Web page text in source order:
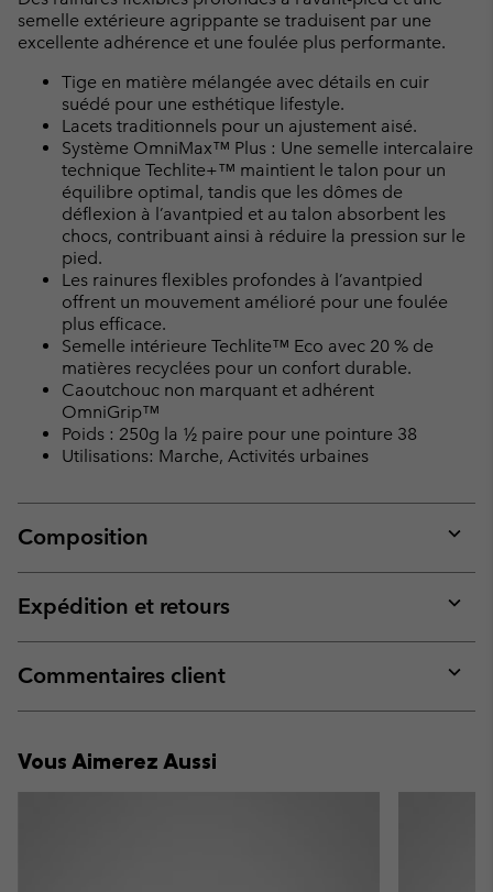
semelle extérieure agrippante se traduisent par une
excellente adhérence et une foulée plus performante.
Tige en matière mélangée avec détails en cuir
suédé pour une esthétique lifestyle.
Lacets traditionnels pour un ajustement aisé.
Système OmniMax™ Plus : Une semelle intercalaire
technique Techlite+™ maintient le talon pour un
équilibre optimal, tandis que les dômes de
déflexion à l’avantpied et au talon absorbent les
chocs, contribuant ainsi à réduire la pression sur le
pied.
Les rainures flexibles profondes à l’avantpied
offrent un mouvement amélioré pour une foulée
plus efficace.
Semelle intérieure Techlite™ Eco avec 20 % de
matières recyclées pour un confort durable.
Caoutchouc non marquant et adhérent
OmniGrip™
Poids : 250g la ½ paire pour une pointure 38
Utilisations: Marche, Activités urbaines
Composition
or
Expédition et retours
or
Commentaires client
or
Vous Aimerez Aussi